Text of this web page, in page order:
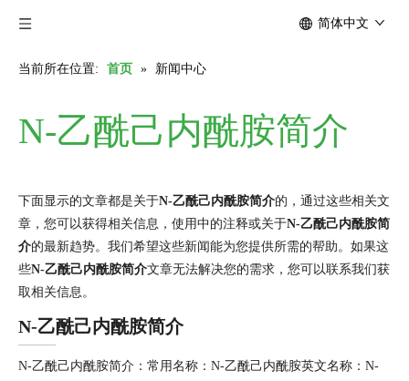
简体中文
当前所在位置: 首页 » 新闻中心
N-乙酰己内酰胺简介
下面显示的文章都是关于N-乙酰己内酰胺简介的，通过这些相关文
章，您可以获得相关信息，使用中的注释或关于N-乙酰己内酰胺简
介的最新趋势。我们希望这些新闻能为您提供所需的帮助。如果这
些N-乙酰己内酰胺简介文章无法解决您的需求，您可以联系我们获
取相关信息。
N-乙酰己内酰胺简介
N-乙酰己内酰胺简介：常用名称：N-乙酰己内酰胺英文名称：N-